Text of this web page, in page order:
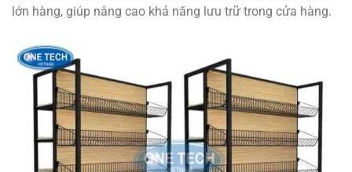
lớn hàng, giúp nâng cao khả năng lưu trữ trong cửa hàng.